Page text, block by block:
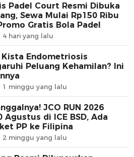
Padel Court Resmi Dibuka
Sewa Mulai Rp150 Ribu
Gratis Bola Padel
4 hari yang lalu
Kista Endometriosis
Peluang Kehamilan? Ini
1 minggu yang lalu
JCO RUN 2026
Agustus di ICE BSD, Ada
PP ke Filipina
2 minggu yang lalu